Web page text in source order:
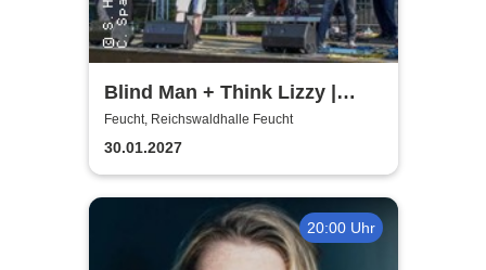
Blind Man + Think Lizzy |
Tribute - Whitesnake + Thin
Lizzy
Feucht, Reichswaldhalle Feucht
30.01.2027
20:00 Uhr